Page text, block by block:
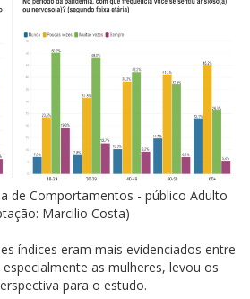
de Comportamentos - público Adulto
Marcilio Costa)
índices eram mais evidenciados entre
as mulheres, levou os
para o estudo.